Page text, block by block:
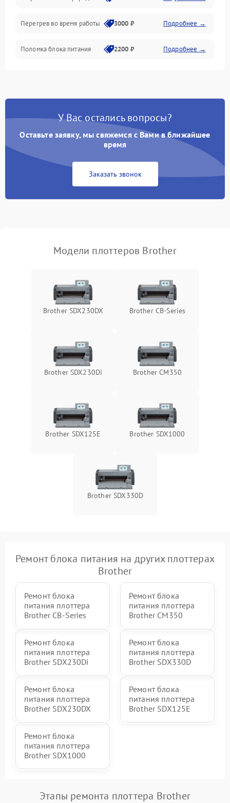
Корпус/Герметичность
Интерфейсы
Перегрев во время работы 3000 ₽ Подробнее →
Поломка блока питания 2200 ₽ Подробнее →
У Вас остались вопросы?
Оставьте заявку, мы свяжемся с Вами в ближайшее
время
Заказать звонок
Модели плоттеров Brother
Brother SDX230DX Brother CB-Series
Brother SDX230Di Brother CM350
Brother SDX125E Brother SDX1000
Brother SDX330D
Ремонт блока питания на других плоттерах
Brother
Ремонт блока
питания плоттера
Brother CB-Series
Ремонт блока
питания плоттера
Brother CM350
Ремонт блока
питания плоттера
Brother SDX230Di
Ремонт блока
питания плоттера
Brother SDX330D
Ремонт блока
питания плоттера
Brother SDX230DX
Ремонт блока
питания плоттера
Brother SDX125E
Ремонт блока
питания плоттера
Brother SDX1000
Этапы ремонта плоттера Brother